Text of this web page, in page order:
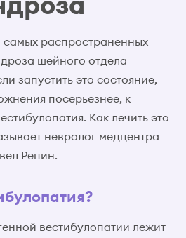
самых распространенных
шейного отдела
запустить это состояние,
посерьезнее, к
Как лечить это
невролог медцентра
Репин.
вестибулопатии лежит